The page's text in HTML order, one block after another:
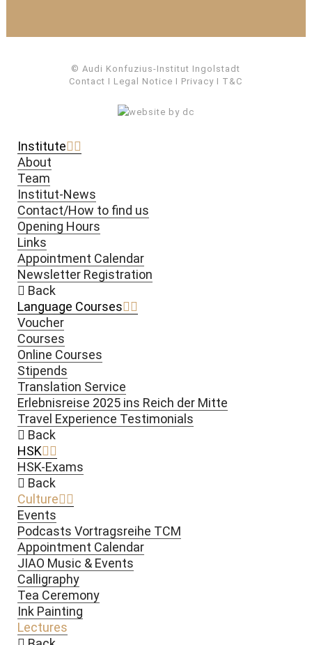
© Audi Konfuzius-Institut Ingolstadt
Contact I Legal Notice I Privacy I T&C
Institute
About
Team
Institut-News
Contact/How to find us
Opening Hours
Links
Appointment Calendar
Newsletter Registration
Back
Language Courses
Voucher
Courses
Online Courses
Stipends
Translation Service
Erlebnisreise 2025 ins Reich der Mitte
Travel Experience Testimonials
Back
HSK
HSK-Exams
Back
Culture
Events
Podcasts Vortragsreihe TCM
Appointment Calendar
JIAO Music & Events
Calligraphy
Tea Ceremony
Ink Painting
Lectures